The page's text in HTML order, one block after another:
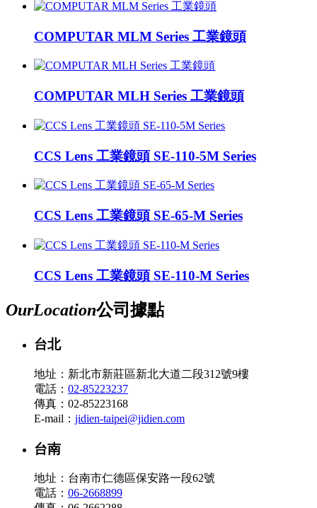
COMPUTAR MLM Series 工業鏡頭
COMPUTAR MLH Series 工業鏡頭
CCS Lens 工業鏡頭 SE-110-5M Series
CCS Lens 工業鏡頭 SE-65-M Series
CCS Lens 工業鏡頭 SE-110-M Series
OurLocation公司據點
台北
地址：新北市新莊區新北大道二段312號9樓
電話： 02-85223237
傳真：02-85223168
E-mail： jidien-taipei@jidien.com
台南
地址：台南市仁德區保安路一段62號
電話： 06-2668899